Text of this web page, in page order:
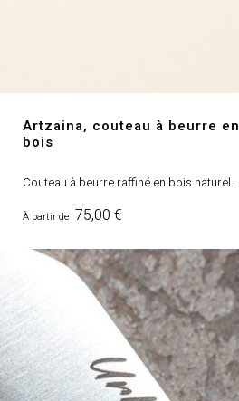
Artzaina, couteau à beurre en
bois
Couteau à beurre raffiné en bois naturel.
À partir de Prix
75,00 €